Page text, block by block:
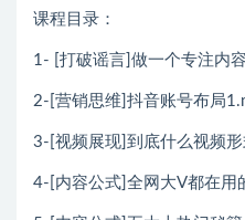
课程目录：
1- [打破谣言]做一个专注内
2-[营销思维]抖音账号布局
3-[视频展现]到底什么视频
4-[内容公式]全网大V都在用